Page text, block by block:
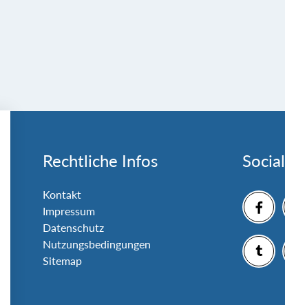
Rechtliche Infos
Kontakt
Impressum
Datenschutz
Nutzungsbedingungen
Sitemap